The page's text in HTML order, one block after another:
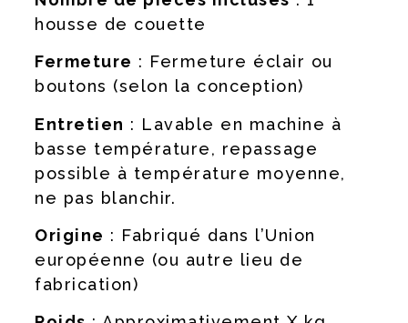
housse de couette
Fermeture : Fermeture éclair ou
boutons (selon la conception)
Entretien : Lavable en machine à
basse température, repassage
possible à température moyenne,
ne pas blanchir.
Origine : Fabriqué dans l’Union
européenne (ou autre lieu de
fabrication)